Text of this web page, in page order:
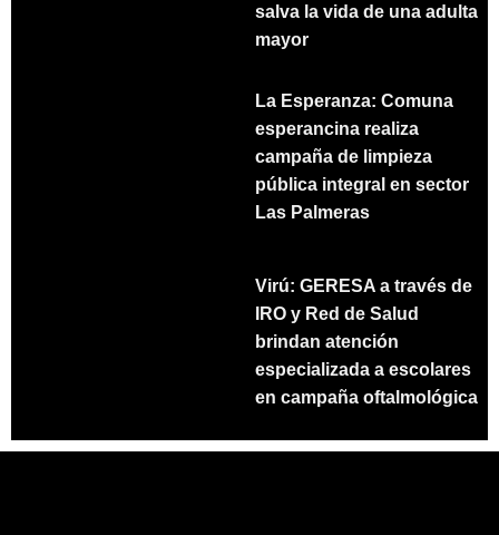
salva la vida de una adulta
mayor
La Esperanza: Comuna
esperancina realiza
campaña de limpieza
pública integral en sector
Las Palmeras
Virú: GERESA a través de
IRO y Red de Salud
brindan atención
especializada a escolares
en campaña oftalmológica